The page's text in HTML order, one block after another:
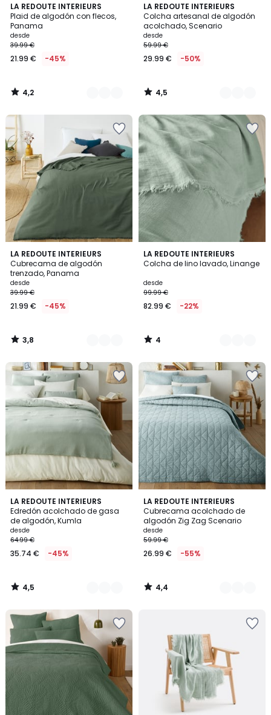
LA REDOUTE INTERIEURS
Plaid de algodón con flecos,
Panama
desde
39.99 €
21.99 € -45%
4,2
/ 5
5
Colores
4,2
/
LA REDOUTE INTERIEURS
Colcha artesanal de algodón
acolchado, Scenario
desde
59.99 €
29.99 € -50%
4,5
/ 5
8
Colores
4,5
/
LA REDOUTE INTERIEURS
Cubrecama de algodón
trenzado, Panama
desde
39.99 €
21.99 € -45%
3,8
/ 5
5
Colores
3,8
/
LA REDOUTE INTERIEURS
Colcha de lino lavado, Linange
desde
99.99 €
82.99 € -22%
4
/
5
Colores
4
/
LA REDOUTE INTERIEURS
Edredón acolchado de gasa
de algodón, Kumla
desde
64.99 €
35.74 € -45%
4,5
/ 5
9
Colores
4,5
/
LA REDOUTE INTERIEURS
Cubrecama acolchado de
algodón Zig Zag Scenario
desde
59.99 €
26.99 € -55%
4,4
/ 5
8
Colores
4,4
/